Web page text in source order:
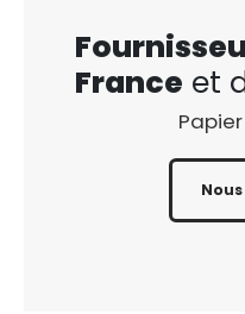
France et